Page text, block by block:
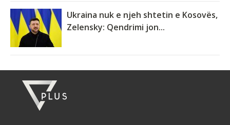
Ukraina nuk e njeh shtetin e Kosovës,
Zelensky: Qendrimi jon...